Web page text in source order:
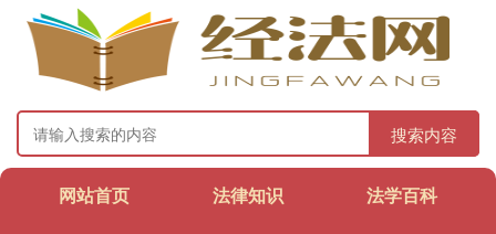
搜索内容
网站首页 法律知识 法学百科